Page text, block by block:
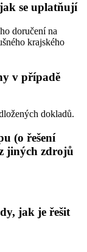
se uplatňují
doručení na
krajského
v případě
dokladů.
(o řešení
jiných zdrojů
jak je řešit